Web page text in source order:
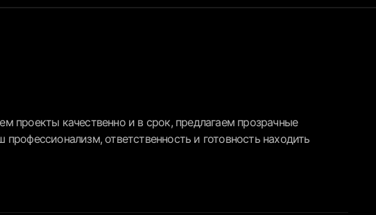
проекты качественно и в срок, предлагаем прозрачные
ответственность и готовность находить